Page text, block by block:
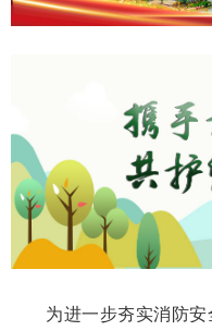
为进一步夯实消防